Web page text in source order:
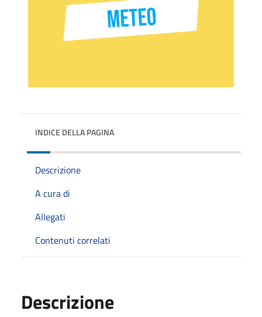
INDICE DELLA PAGINA
Descrizione
A cura di
Allegati
Contenuti correlati
Descrizione